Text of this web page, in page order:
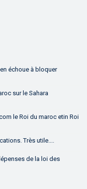
échoue à bloquer
sur le Sahara
le Roi du maroc etin Roi
Très utile....
de la loi des